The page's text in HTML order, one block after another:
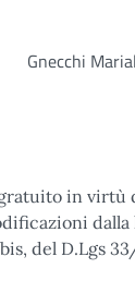
Gnecchi
in virtù
del D.Lgs